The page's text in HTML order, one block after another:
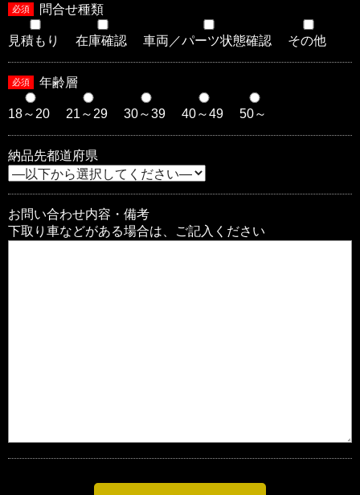
必須 問合せ種類
見積もり 在庫確認 車両／パーツ状態確認 その他
必須 年齢層
18～20 21～29 30～39 40～49 50～
納品先都道府県
お問い合わせ内容・備考
下取り車などがある場合は、ご記入ください